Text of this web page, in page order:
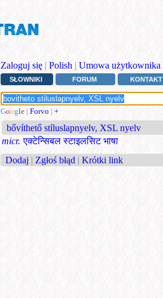
Zaloguj się | Polish | Umowa użytkownika
SŁOWNIKI FORUM KONTAKT
Google | Forvo | +
bővíthető stíluslapnyelv, XSL nyelv
micr. एक्टेन्सिबल स्टाइलसिट भाषा
Dodaj | Zgłoś błąd | Krótki link